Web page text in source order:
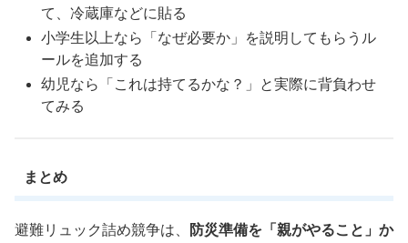
て、冷蔵庫などに貼る
小学生以上なら「なぜ必要か」を説明してもらうル
ールを追加する
幼児なら「これは持てるかな？」と実際に背負わせ
てみる
まとめ
避難リュック詰め競争は、
防災準備を「親がやること」か